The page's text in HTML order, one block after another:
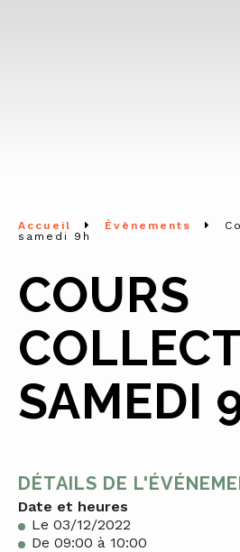
Accueil Évènements
samedi 9h
COURS
SAMEDI
DÉTAILS DE
Date et heures
Le 03/12/2022
De 09:00 à 10:00